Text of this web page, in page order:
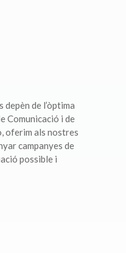
depèn de l’òptima
Comunicació i de
oferim als nostres
campanyes de
possible i